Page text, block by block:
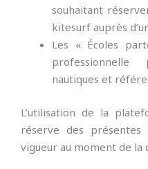
souhaitant
kitesurf auprès
Les « Écoles
nautiques et
L’utilisation de la
réserve des
vigueur au moment de la